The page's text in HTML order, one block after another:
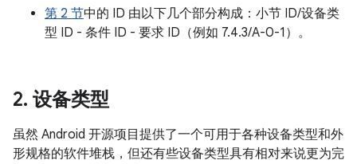
第 2 节中的 ID 由以下几个部分构成：小节 ID/设备类
型 ID - 条件 ID - 要求 ID（例如 7.4.3/A-0-1）。
2. 设备类型
虽然 Android 开源项目提供了一个可用于各种设备类型和外
形规格的软件堆栈，但还有些设备类型具有相对来说更为完